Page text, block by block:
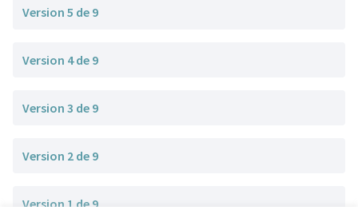
Version 5 de 9
Version 4 de 9
Version 3 de 9
Version 2 de 9
Version 1 de 9